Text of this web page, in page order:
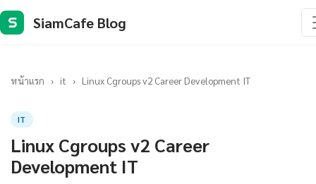
S SiamCafe Blog
หน้าแรก › it › Linux Cgroups v2 Career Development IT
IT
Linux Cgroups v2 Career
Development IT